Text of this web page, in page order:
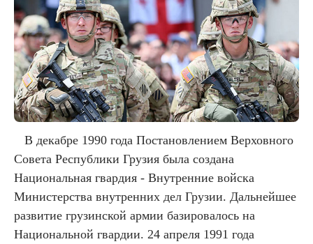
В декабре 1990 года Постановлением Верховного
Совета Республики Грузия была создана
Национальная гвардия - Внутренние войска
Министерства внутренних дел Грузии. Дальнейшее
развитие грузинской армии базировалось на
Национальной гвардии. 24 апреля 1991 года